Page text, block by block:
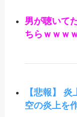
男が聴いて
ちらｗｗｗ
【悲報】
空の炎上を